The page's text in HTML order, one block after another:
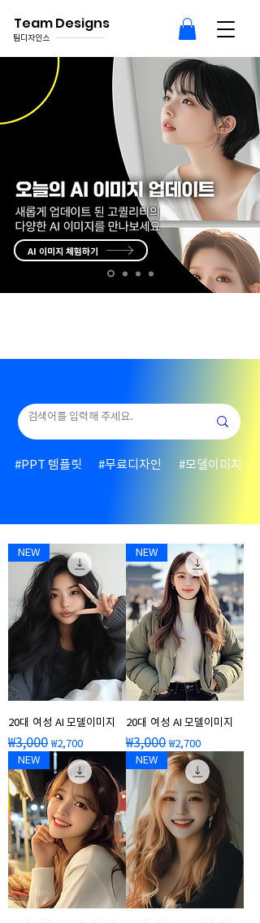
Team Designs
팀디자인스
AI 이미지 체험하기
#PPT 템플릿 #무료디자인 #모델이미지
NEW
20대 여성 AI 모델이미지
일반가
₩3,000 할인가
₩2,700
NEW
20대 여성 AI 모델이미지
일반가
₩3,000 할인가
₩2,700
NEW
NEW